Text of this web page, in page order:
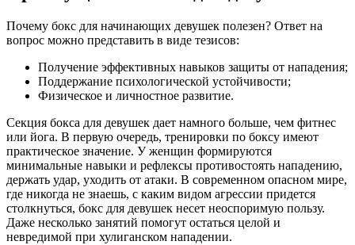
Почему бокс для начинающих девушек полезен? Ответ на
вопрос можно представить в виде тезисов:
Получение эффективных навыков защиты от нападения;
Поддержание психологической устойчивости;
Физическое и личностное развитие.
Секция бокса для девушек дает намного больше, чем фитнес
или йога. В первую очередь, тренировки по боксу имеют
практическое значение. У женщин формируются
минимальные навыки и рефлексы противостоять нападению,
держать удар, уходить от атаки. В современном опасном мире,
где никогда не знаешь, с каким видом агрессии придется
столкнуться, бокс для девушек несет неоспоримую пользу.
Даже несколько занятий помогут остаться целой и
невредимой при хулиганском нападении.